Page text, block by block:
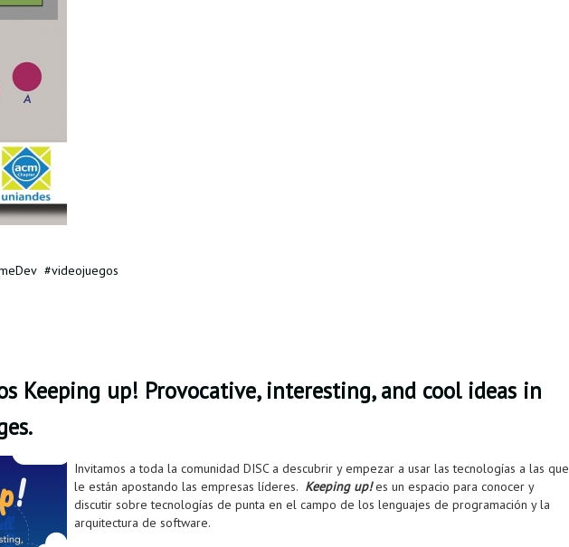
videojuegos
Keeping up! Provocative, interesting, and cool ideas in
Invitamos a toda la comunidad DISC a descubrir y empezar a usar las tecnologías a las que
le están apostando las empresas líderes. Keeping up! es un espacio para conocer y
discutir sobre tecnologías de punta en el campo de los lenguajes de programación y la
arquitectura de software.